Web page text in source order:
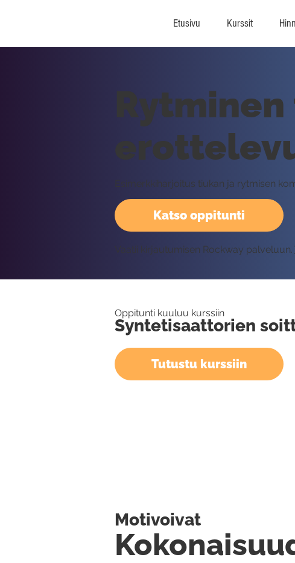
Etusivu Kurssit
Katso oppitunti
Esimerkkiharjoitus tiukan ja rytmisen
Vaatii kirjautumisen Rockway palveluun.
Oppitunti kuuluu kurssiin
Syntetisaattorien
Tutustu kurssiin
Motivoivat